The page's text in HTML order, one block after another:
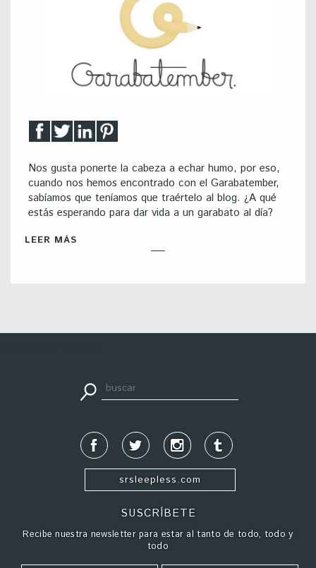
Nos gusta ponerte la cabeza a echar humo, por eso,
cuando nos hemos encontrado con el Garabatember,
sabíamos que teníamos que traértelo al blog. ¿A qué
estás esperando para dar vida a un garabato al día?
LEER MÁS
srsleepless.com
SUSCRÍBETE
Recibe nuestra newsletter para estar al tanto de todo, todo y
todo